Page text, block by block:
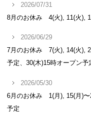
2026/07/31
8月のお休み 4(火), 11(火),
2026/06/29
7月のお休み 7(火), 14(火),
予定、30(木)15時オープン予
2026/05/30
6月のお休み 1(月), 15(月)〜
予定